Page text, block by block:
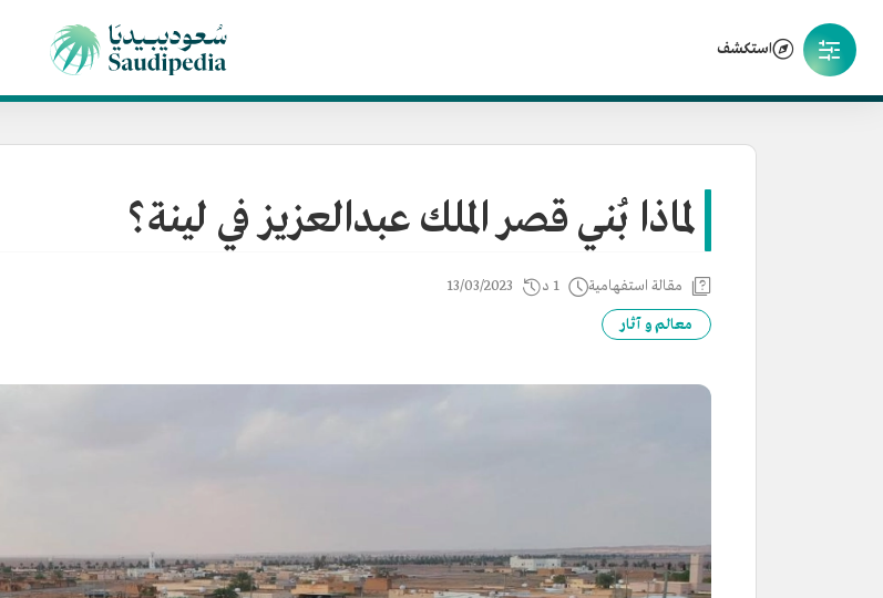
استكشف
لماذا بُني قصر الملك عبدالعزيز في لينة؟
مقالة استفهامية 1 د 13/03/2023
معالم و آثار